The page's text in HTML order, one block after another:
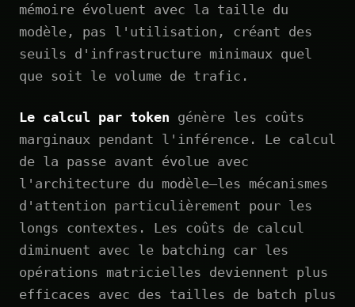
mémoire évoluent avec la taille du
modèle, pas l'utilisation, créant des
seuils d'infrastructure minimaux quel
que soit le volume de trafic.
Le calcul par token génère les coûts
marginaux pendant l'inférence. Le calcul
de la passe avant évolue avec
l'architecture du modèle—les mécanismes
d'attention particulièrement pour les
longs contextes. Les coûts de calcul
diminuent avec le batching car les
opérations matricielles deviennent plus
efficaces avec des tailles de batch plus